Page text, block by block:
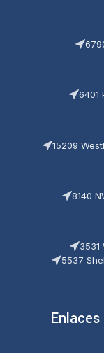
6401
15209
8140
3531
5537